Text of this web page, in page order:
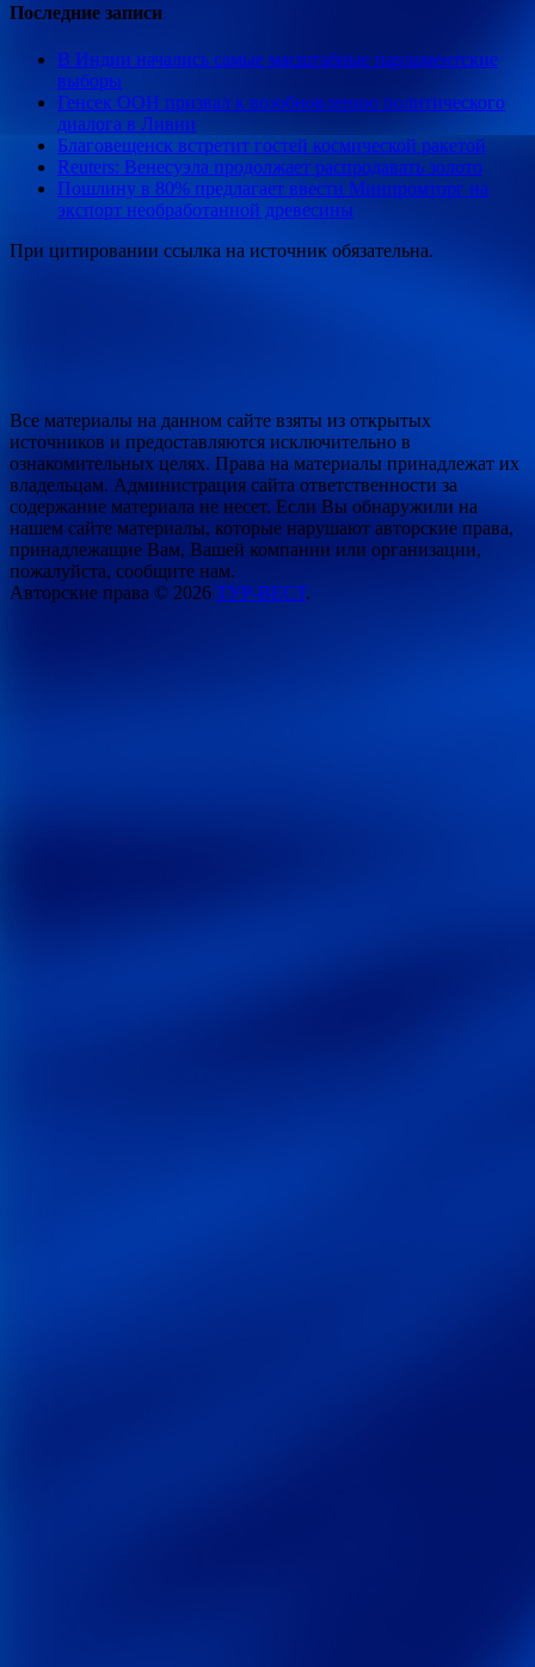
Последние записи
В Индии начались самые масштабные парламентские
выборы
Генсек ООН призвал к возобновлению политического
диалога в Ливии
Благовещенск встретит гостей космической ракетой
Reuters: Венесуэла продолжает распродавать золото
Пошлину в 80% предлагает ввести Минпромторг на
экспорт необработанной древесины
При цитировании ссылка на источник обязательна.
Все материалы на данном сайте взяты из открытых
источников и предоставляются исключительно в
ознакомительных целях. Права на материалы принадлежат их
владельцам. Администрация сайта ответственности за
содержание материала не несет. Если Вы обнаружили на
нашем сайте материалы, которые нарушают авторские права,
принадлежащие Вам, Вашей компании или организации,
пожалуйста, сообщите нам.
Авторские права © 2026 ТУР-ВЕСТ.